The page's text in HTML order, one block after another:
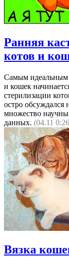
Ранняя
котов и
Самым идеальным
и кошек
стерилизации
остро обсуждался
множество
данных. (04.11
Вязка